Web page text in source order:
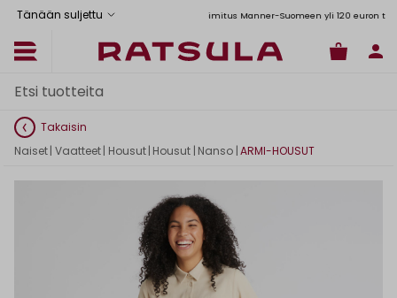
Tänään suljettuToimituskulut alk. 6,90€
Ilmainen toimitus Manner-Suomeen yli 120 euron
Takaisin
Naiset| Vaatteet| Housut | Housut | Nanso |ARMI-HOUSUT